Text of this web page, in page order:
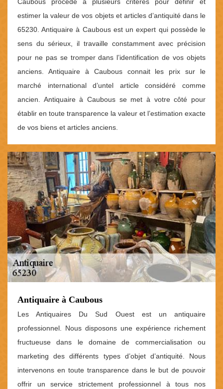
estimer la valeur de vos objets et articles d’antiquité dans le
65230. Antiquaire à Caubous est un expert qui possède le
sens du sérieux, il travaille constamment avec précision
pour ne pas se tromper dans l’identification de vos objets
anciens. Antiquaire à Caubous connait les prix sur le
marché international d’untel article considéré comme
ancien. Antiquaire à Caubous se met à votre côté pour
établir en toute transparence la valeur et l’estimation exacte
de vos biens et articles anciens.
Antiquaire à Caubous
Les Antiquaires Du Sud Ouest est un antiquaire
professionnel. Nous disposons une expérience richement
fructueuse dans le domaine de commercialisation ou
marketing des différents types d’objet d’antiquité. Nous
intervenons en toute transparence dans le but de pouvoir
offrir un service strictement professionnel à tous nos